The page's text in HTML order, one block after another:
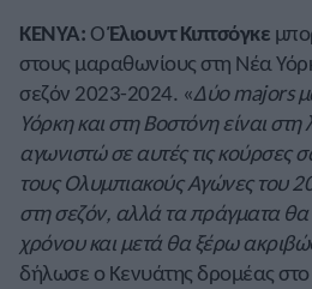
ΚΕΝΥΑ: ΟΈλιουντ Κιπτσόγκε
στους μαραθωνίους στη Νέα
σεζόν 2023-2024. «Δύο majors
Υόρκη και στη Βοστόνη είναι
αγωνιστώ σε αυτές τις κούρσες
τους Ολυμπιακούς Αγώνες του
στη σεζόν, αλλά τα πράγματα θα
χρόνου και μετά θα ξέρω
δήλωσε ο Κενυάτης δρομέας